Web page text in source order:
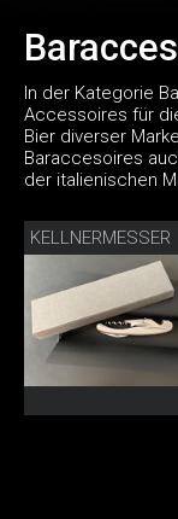
In der Kategorie
Accessoires für
Bier diverser
Baraccesoires
der italienischen
KELLNERMESSER